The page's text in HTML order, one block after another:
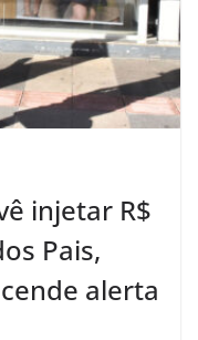
injetar R$
Pais,
alerta